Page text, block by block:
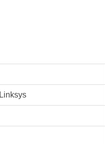
Linksys